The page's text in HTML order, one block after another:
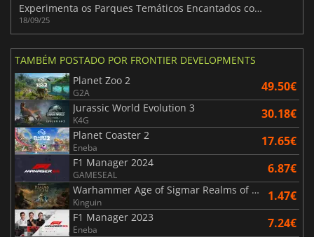
Experimenta os Parques Temáticos Encantados com o DLC Planet Coaster 2
18/09/25
TAMBÉM POSTADO POR FRONTIER DEVELOPMENTS
Planet Zoo 2
G2A 49.50€
Jurassic World Evolution 3
K4G 30.18€
Planet Coaster 2
Eneba 17.65€
F1 Manager 2024
GAMESEAL 6.87€
Warhammer Age of Sigmar Realms of Ruin
Kinguin 1.47€
F1 Manager 2023
Eneba 7.24€